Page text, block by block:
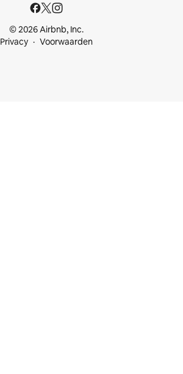
© 2026 Airbnb, Inc.
Privacy
Voorwaarden